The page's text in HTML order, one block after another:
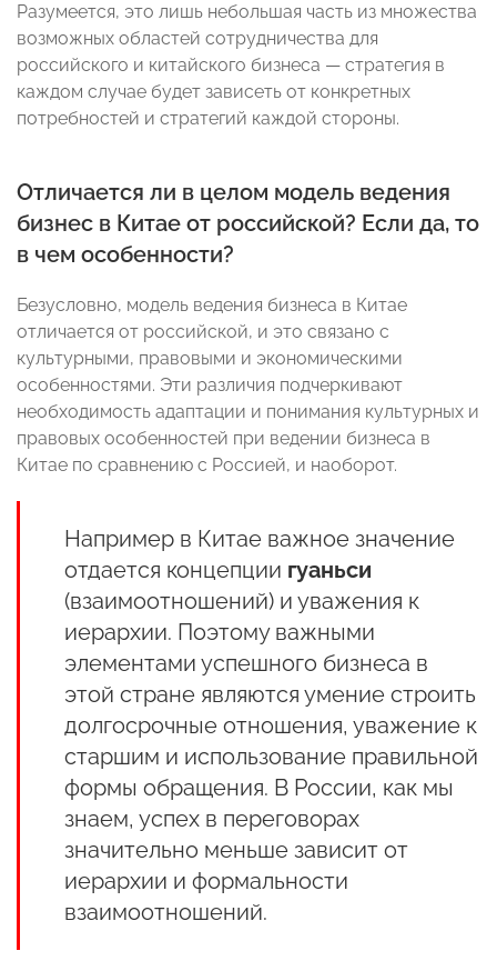
Разумеется, это лишь небольшая часть из множества
возможных областей сотрудничества для
российского и китайского бизнеса — стратегия в
каждом случае будет зависеть от конкретных
потребностей и стратегий каждой стороны.
Отличается ли в целом модель ведения
бизнес в Китае от российской? Если да, то
в чем особенности?
Безусловно, модель ведения бизнеса в Китае
отличается от российской, и это связано с
культурными, правовыми и экономическими
особенностями. Эти различия подчеркивают
необходимость адаптации и понимания культурных и
правовых особенностей при ведении бизнеса в
Китае по сравнению с Россией, и наоборот.
Например в Китае важное значение
отдается концепции гуаньси
(взаимоотношений) и уважения к
иерархии. Поэтому важными
элементами успешного бизнеса в
этой стране являются умение строить
долгосрочные отношения, уважение к
старшим и использование правильной
формы обращения. В России, как мы
знаем, успех в переговорах
значительно меньше зависит от
иерархии и формальности
взаимоотношений.